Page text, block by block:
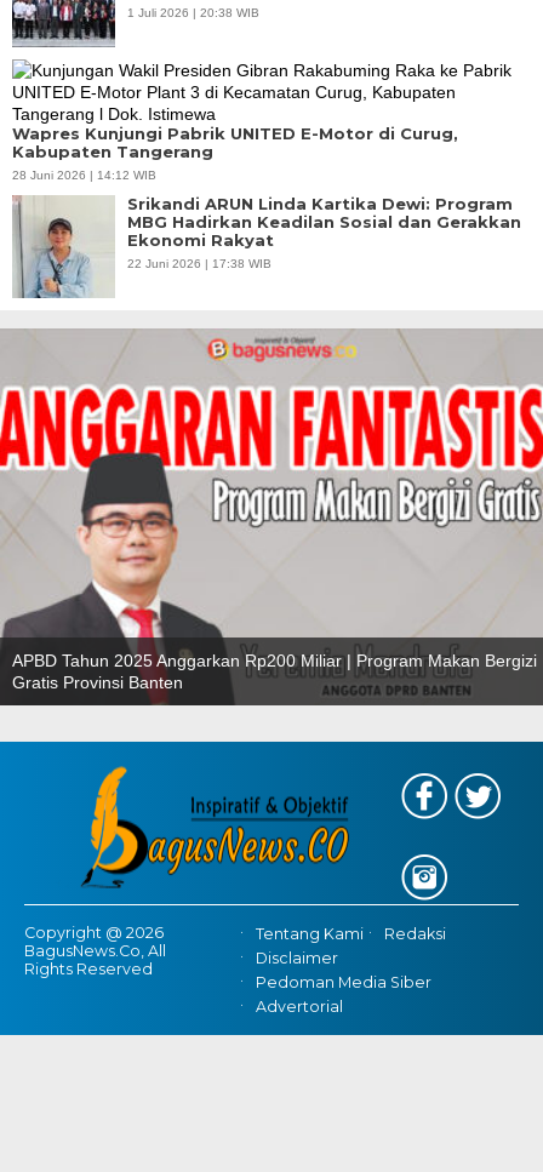
1 Juli 2026 | 20:38 WIB
Wapres Kunjungi Pabrik UNITED E-Motor di Curug,
Kabupaten Tangerang
28 Juni 2026 | 14:12 WIB
Srikandi ARUN Linda Kartika Dewi: Program
MBG Hadirkan Keadilan Sosial dan Gerakkan
Ekonomi Rakyat
22 Juni 2026 | 17:38 WIB
APBD Tahun 2025 Anggarkan Rp200 Miliar | Program Makan Bergizi
Gratis Provinsi Banten
Copyright @ 2026
BagusNews.Co, All
Rights Reserved
Tentang Kami
Redaksi
Disclaimer
Pedoman Media Siber
Advertorial